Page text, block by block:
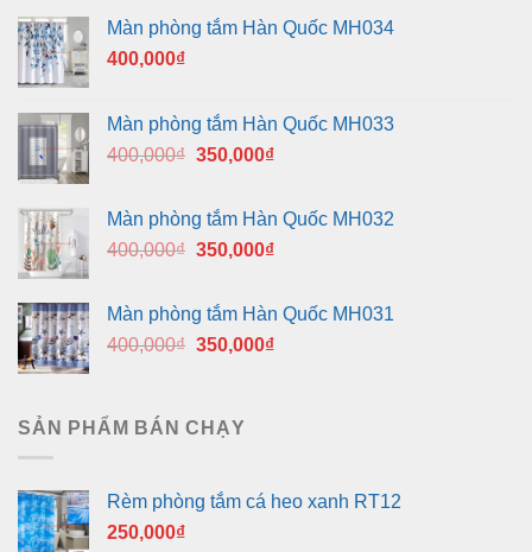
Màn phòng tắm Hàn Quốc MH034
400,000₫
Màn phòng tắm Hàn Quốc MH033
400,000₫ Giá
400,000₫.
350,000₫Giá
là:
350,000₫.
Màn phòng tắm Hàn Quốc MH032
400,000₫ Giá
400,000₫.
350,000₫Giá
là:
350,000₫.
Màn phòng tắm Hàn Quốc MH031
400,000₫ Giá
400,000₫.
350,000₫Giá
SẢN PHẨM BÁN CHẠY
Rèm phòng tắm cá heo xanh RT12
250,000₫